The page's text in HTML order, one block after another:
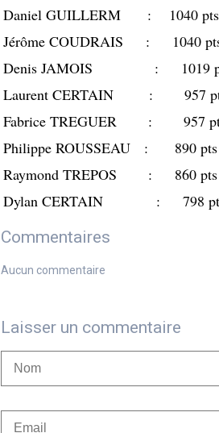
Daniel GUILLERM : 1040
Jérôme COUDRAIS : 1040
Denis JAMOIS : 1019
Laurent CERTAIN : 957
Fabrice TREGUER : 957
Philippe ROUSSEAU : 890
Raymond TREPOS : 860
Dylan CERTAIN : 798
Commentaires
Aucun commentaire
Laisser un commentaire